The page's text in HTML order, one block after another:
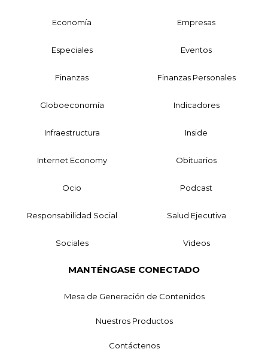
Economía Empresas
Especiales Eventos
Finanzas Finanzas Personales
Globoeconomía Indicadores
Infraestructura Inside
Internet Economy Obituarios
Ocio Podcast
Responsabilidad Social Salud Ejecutiva
Sociales Videos
MANTÉNGASE CONECTADO
Mesa de Generación de Contenidos
Nuestros Productos
Contáctenos